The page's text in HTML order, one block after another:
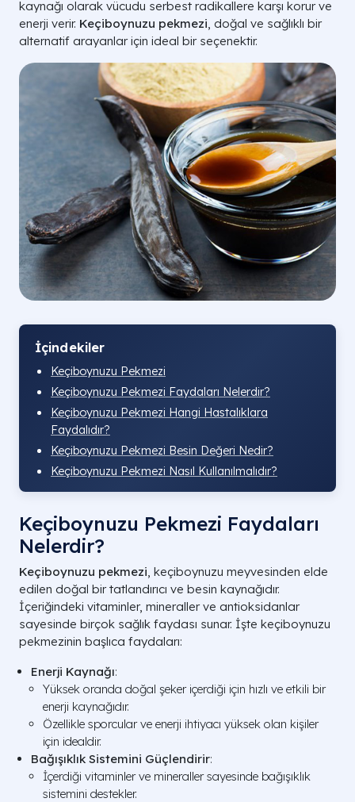
kaynağı olarak vücudu serbest radikallere karşı korur ve
enerji verir. Keçiboynuzu pekmezi, doğal ve sağlıklı bir
alternatif arayanlar için ideal bir seçenektir.
İçindekiler
Keçiboynuzu Pekmezi
Keçiboynuzu Pekmezi Faydaları Nelerdir?
Keçiboynuzu Pekmezi Hangi Hastalıklara
Faydalıdır?
Keçiboynuzu Pekmezi Besin Değeri Nedir?
Keçiboynuzu Pekmezi Nasıl Kullanılmalıdır?
Keçiboynuzu Pekmezi Faydaları
Nelerdir?
Keçiboynuzu pekmezi, keçiboynuzu meyvesinden elde
edilen doğal bir tatlandırıcı ve besin kaynağıdır.
İçeriğindeki vitaminler, mineraller ve antioksidanlar
sayesinde birçok sağlık faydası sunar. İşte keçiboynuzu
pekmezinin başlıca faydaları:
Enerji Kaynağı:
Yüksek oranda doğal şeker içerdiği için hızlı ve etkili bir
enerji kaynağıdır.
Özellikle sporcular ve enerji ihtiyacı yüksek olan kişiler
için idealdir.
Bağışıklık Sistemini Güçlendirir:
İçerdiği vitaminler ve mineraller sayesinde bağışıklık
sistemini destekler.